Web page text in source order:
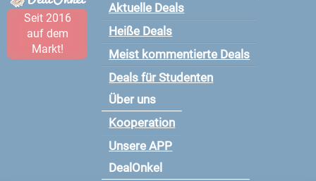
Seit 2016
auf dem
Markt!
Aktuelle Deals
Heiße Deals
Meist kommentierte Deals
Deals für Studenten
Über uns
Kooperation
Unsere APP
DealOnkel